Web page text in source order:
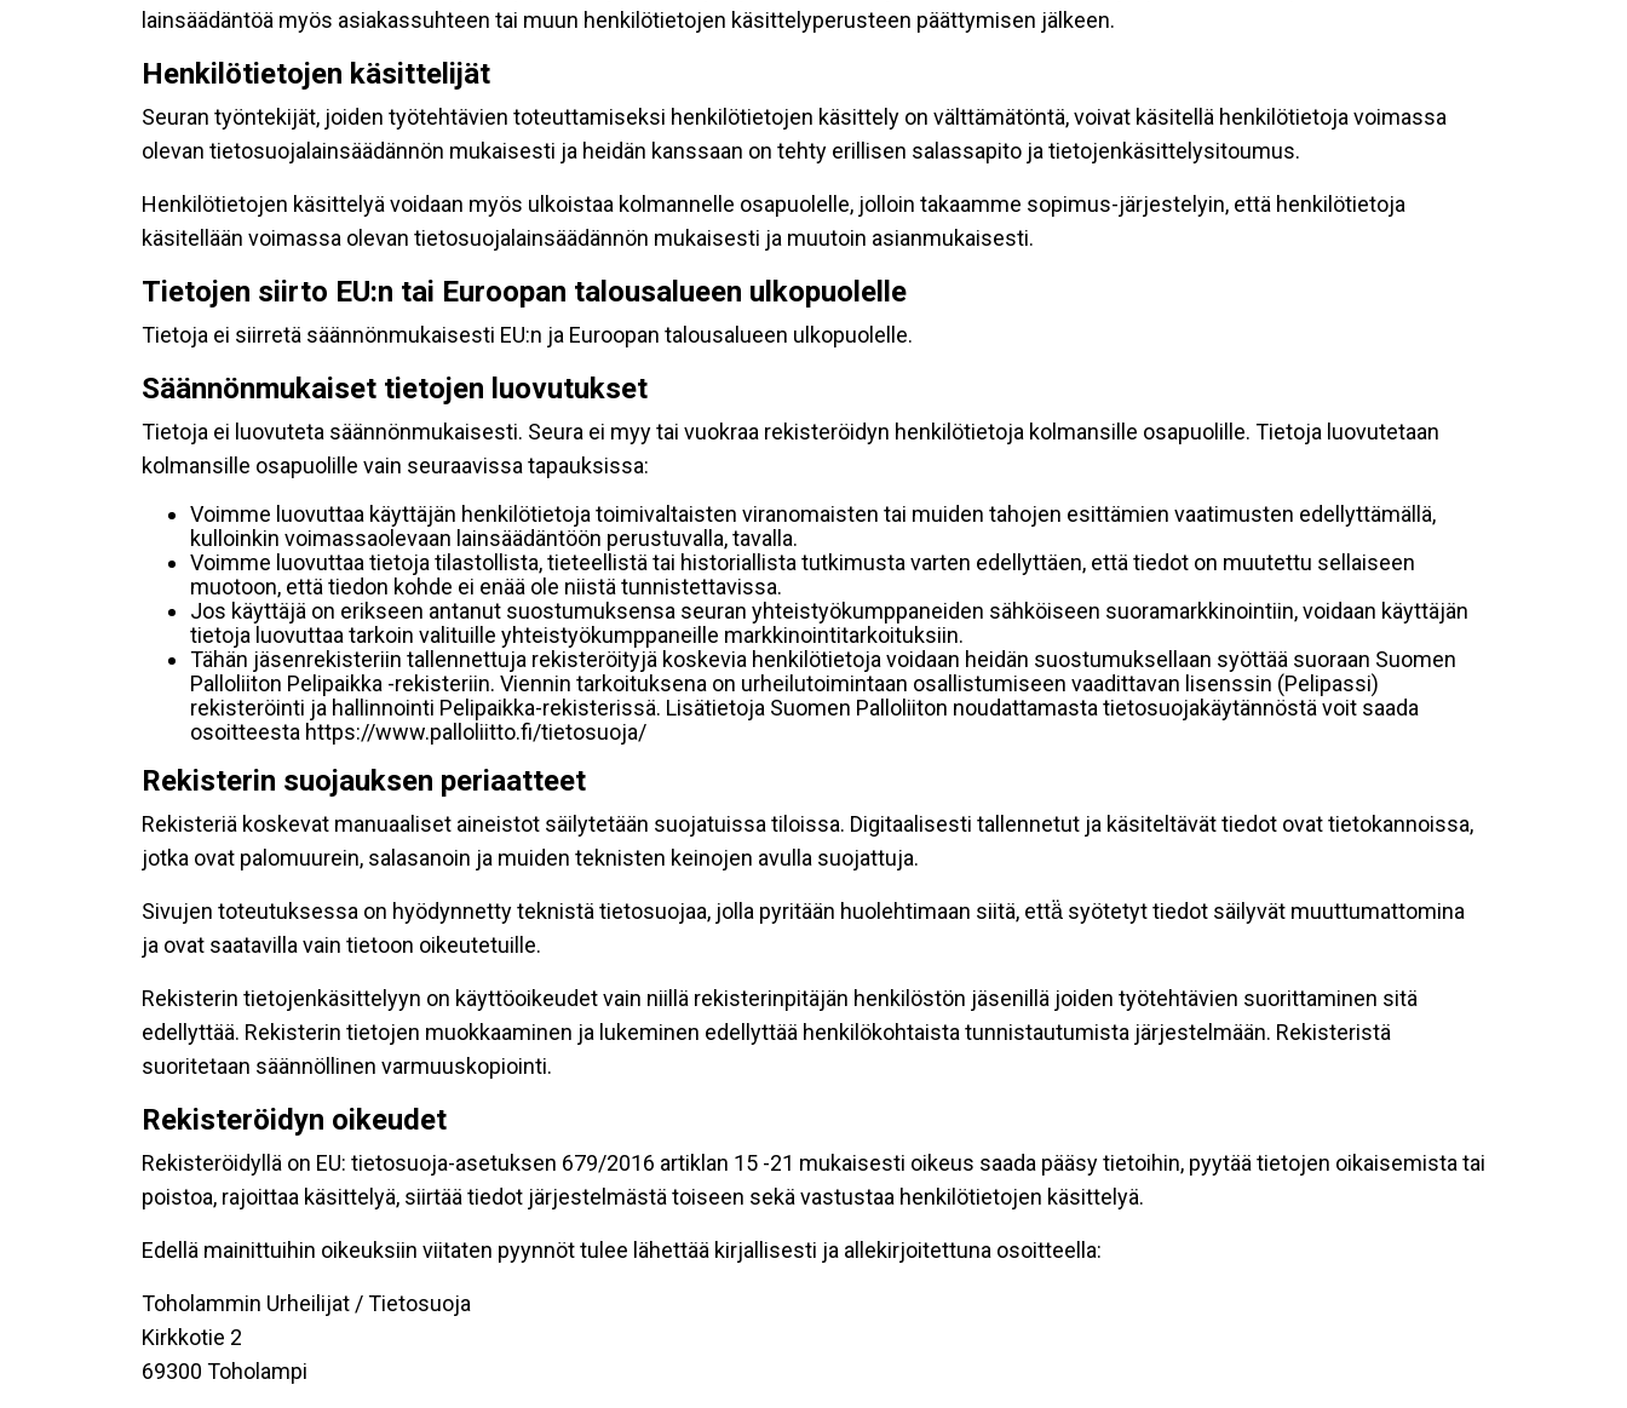
lainsäädäntöä myös asiakassuhteen tai muun henkilötietojen käsittelyperusteen päättymisen jälkeen.
Henkilötietojen käsittelijät
Seuran työntekijät, joiden työtehtävien toteuttamiseksi henkilötietojen käsittely on välttämätöntä, voivat käsitellä henkilötietoja voimassa
olevan tietosuojalainsäädännön mukaisesti ja heidän kanssaan on tehty erillisen salassapito ja tietojenkäsittelysitoumus.
Henkilötietojen käsittelyä voidaan myös ulkoistaa kolmannelle osapuolelle, jolloin takaamme sopimus-järjestelyin, että henkilötietoja
käsitellään voimassa olevan tietosuojalainsäädännön mukaisesti ja muutoin asianmukaisesti.
Tietojen siirto EU:n tai Euroopan talousalueen ulkopuolelle
Tietoja ei siirretä säännönmukaisesti EU:n ja Euroopan talousalueen ulkopuolelle.
Säännönmukaiset tietojen luovutukset
Tietoja ei luovuteta säännönmukaisesti. Seura ei myy tai vuokraa rekisteröidyn henkilötietoja kolmansille osapuolille. Tietoja luovutetaan
kolmansille osapuolille vain seuraavissa tapauksissa:
Voimme luovuttaa käyttäjän henkilötietoja toimivaltaisten viranomaisten tai muiden tahojen esittämien vaatimusten edellyttämällä,
kulloinkin voimassaolevaan lainsäädäntöön perustuvalla, tavalla.
Voimme luovuttaa tietoja tilastollista, tieteellistä tai historiallista tutkimusta varten edellyttäen, että tiedot on muutettu sellaiseen
muotoon, että tiedon kohde ei enää ole niistä tunnistettavissa.
Jos käyttäjä on erikseen antanut suostumuksensa seuran yhteistyökumppaneiden sähköiseen suoramarkkinointiin, voidaan käyttäjän
tietoja luovuttaa tarkoin valituille yhteistyökumppaneille markkinointitarkoituksiin.
Tähän jäsenrekisteriin tallennettuja rekisteröityjä koskevia henkilötietoja voidaan heidän suostumuksellaan syöttää suoraan Suomen
Palloliiton Pelipaikka -rekisteriin. Viennin tarkoituksena on urheilutoimintaan osallistumiseen vaadittavan lisenssin (Pelipassi)
rekisteröinti ja hallinnointi Pelipaikka-rekisterissä. Lisätietoja Suomen Palloliiton noudattamasta tietosuojakäytännöstä voit saada
osoitteesta https://www.palloliitto.fi/tietosuoja/
Rekisterin suojauksen periaatteet
Rekisteriä koskevat manuaaliset aineistot säilytetään suojatuissa tiloissa. Digitaalisesti tallennetut ja käsiteltävät tiedot ovat tietokannoissa,
jotka ovat palomuurein, salasanoin ja muiden teknisten keinojen avulla suojattuja.
Sivujen toteutuksessa on hyödynnetty teknistä tietosuojaa, jolla pyritään huolehtimaan siitä, että̈ syötetyt tiedot säilyvät muuttumattomina
ja ovat saatavilla vain tietoon oikeutetuille.
Rekisterin tietojenkäsittelyyn on käyttöoikeudet vain niillä rekisterinpitäjän henkilöstön jäsenillä joiden työtehtävien suorittaminen sitä
edellyttää. Rekisterin tietojen muokkaaminen ja lukeminen edellyttää henkilökohtaista tunnistautumista järjestelmään. Rekisteristä
suoritetaan säännöllinen varmuuskopiointi.
Rekisteröidyn oikeudet
Rekisteröidyllä on EU: tietosuoja-asetuksen 679/2016 artiklan 15 -21 mukaisesti oikeus saada pääsy tietoihin, pyytää tietojen oikaisemista tai
poistoa, rajoittaa käsittelyä, siirtää tiedot järjestelmästä toiseen sekä vastustaa henkilötietojen käsittelyä.
Edellä mainittuihin oikeuksiin viitaten pyynnöt tulee lähettää kirjallisesti ja allekirjoitettuna osoitteella:
Toholammin Urheilijat / Tietosuoja
Kirkkotie 2
69300 Toholampi